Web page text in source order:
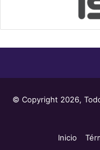
© Copyright 2026,
Inicio